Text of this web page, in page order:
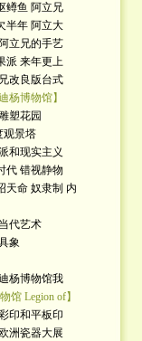
鳟鱼 阿立兄
半年 阿立大
立兄的手艺
派 来年更上
改良版台式
杨博物馆】
塑花园
观景塔
和现实主义
代 错视静物
命 奴隶制 内
代艺术
象
杨博物馆我
馆 Legion of】
印和平板印
洲瓷器大展